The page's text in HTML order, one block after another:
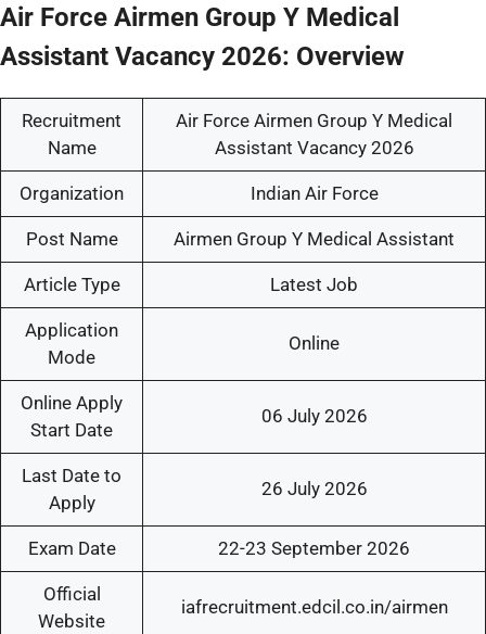
Air Force Airmen Group Y Medical
Assistant Vacancy 2026: Overview
Recruitment
Name
Air Force Airmen Group Y Medical
Assistant Vacancy 2026
Organization Indian Air Force
Post Name Airmen Group Y Medical Assistant
Article Type Latest Job
Application
Mode
Online
Online Apply
Start Date
06 July 2026
Last Date to
Apply
26 July 2026
Exam Date 22-23 September 2026
Official
Website
iafrecruitment.edcil.co.in/airmen